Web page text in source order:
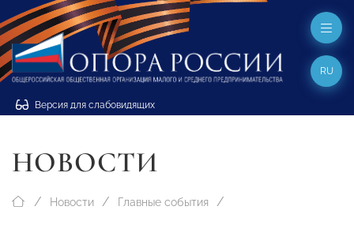
Версия для слабовидящих
RU
НОВОСТИ
Новости Главные события